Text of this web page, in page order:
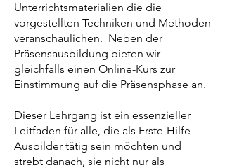
Unterrichtsmaterialien die die
vorgestellten Techniken und Methoden
veranschaulichen. Neben der
Präsensausbildung bieten wir
gleichfalls einen Online-Kurs zur
Einstimmung auf die Präsensphase an.
Dieser Lehrgang ist ein essenzieller
Leitfaden für alle, die als Erste-Hilfe-
Ausbilder tätig sein möchten und
strebt danach, sie nicht nur als